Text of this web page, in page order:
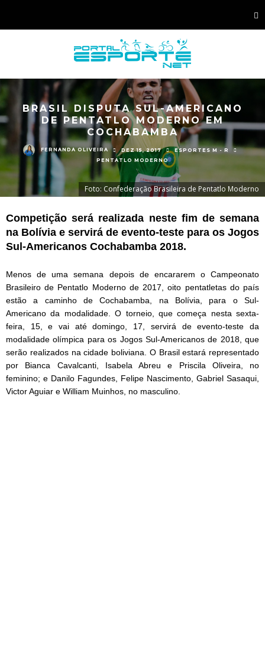
BRASIL DISPUTA SUL-AMERICANO
DE PENTATLO MODERNO EM
COCHABAMBA
FERNANDA OLIVEIRA DEZ 15, 2017
ESPORTES M - R
PENTATLO MODERNO
Foto: Confederação Brasileira de Pentatlo Moderno
Competição será realizada neste fim de semana
na Bolívia e servirá de evento-teste para os Jogos
Sul-Americanos Cochabamba 2018.
Menos de uma semana depois de encararem o Campeonato
Brasileiro de Pentatlo Moderno de 2017, oito pentatletas do país
estão a caminho de Cochabamba, na Bolívia, para o Sul-
Americano da modalidade. O torneio, que começa nesta sexta-
feira, 15, e vai até domingo, 17, servirá de evento-teste da
modalidade olímpica para os Jogos Sul-Americanos de 2018, que
serão realizados na cidade boliviana. O Brasil estará representado
por Bianca Cavalcanti, Isabela Abreu e Priscila Oliveira, no
feminino; e Danilo Fagundes, Felipe Nascimento, Gabriel Sasaqui,
Victor Aguiar e William Muinhos, no masculino.